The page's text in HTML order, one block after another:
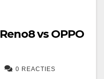
vs OPPO
0 REACTIES